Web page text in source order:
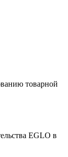
товарной
EGLO в